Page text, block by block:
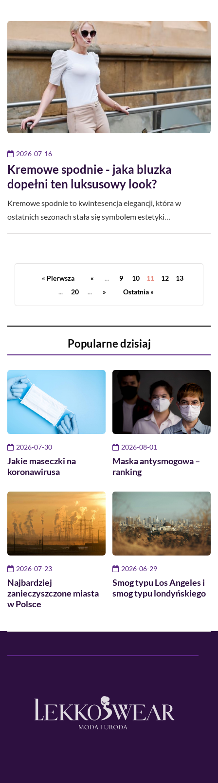
2026-07-16
Kremowe spodnie - jaka bluzka
dopełni ten luksusowy look?
Kremowe spodnie to kwintesencja elegancji, która w
ostatnich sezonach stała się symbolem estetyki…
« Pierwsza « ... 9 10 11 12
13
...
20 ... » Ostatnia »
Popularne dzisiaj
2026-07-30
Jakie maseczki na
koronawirusa
2026-08-01
Maska antysmogowa –
ranking
2026-07-23
Najbardziej
zanieczyszczone miasta
w Polsce
2026-06-29
Smog typu Los Angeles i
smog typu londyńskiego